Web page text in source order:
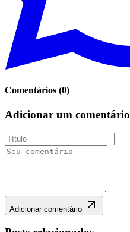
Comentários (0)
Adicionar um comentário
Adicionar comentário